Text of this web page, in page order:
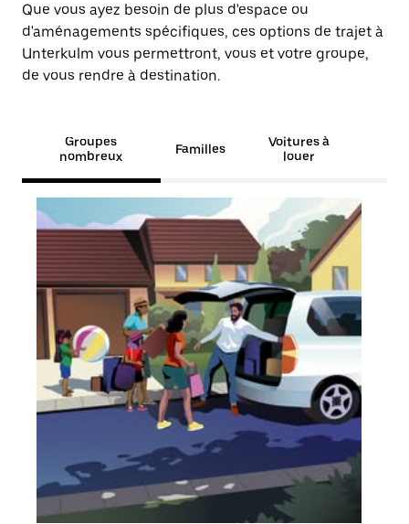
Que vous ayez besoin de plus d'espace ou
d'aménagements spécifiques, ces options de trajet à
Unterkulm vous permettront, vous et votre groupe,
de vous rendre à destination.
Groupes
nombreux
Familles
Voitures à
louer